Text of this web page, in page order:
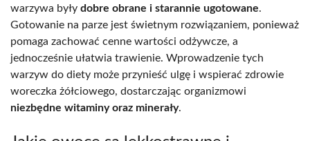
warzywa były dobre obrane i starannie ugotowane.
Gotowanie na parze jest świetnym rozwiązaniem, ponieważ
pomaga zachować cenne wartości odżywcze, a
jednocześnie ułatwia trawienie. Wprowadzenie tych
warzyw do diety może przynieść ulgę i wspierać zdrowie
woreczka żółciowego, dostarczając organizmowi
niezbędne witaminy oraz minerały.